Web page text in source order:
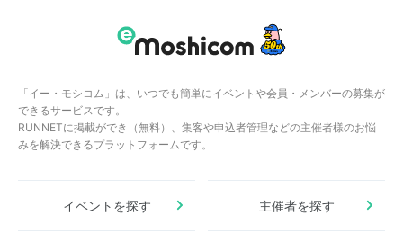
「イー・モシコム」は、いつでも簡単にイベントや会員・メンバーの募集が
できるサービスです。
RUNNETに掲載ができ（無料）、集客や申込者管理などの主催者様のお悩
みを解決できるプラットフォームです。
イベントを探す 主催者を探す